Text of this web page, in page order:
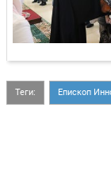
Теги: Епископ